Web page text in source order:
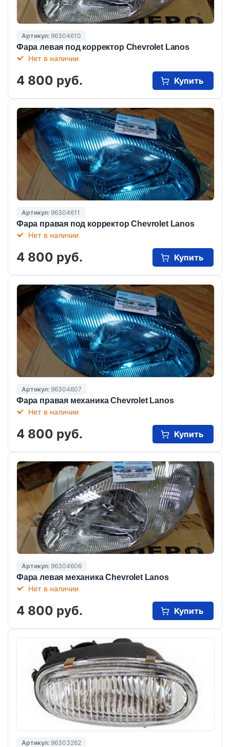
Артикул: 96304610
Фара левая под корректор Chevrolet Lanos
Нет в наличии
4 800 руб. Купить
Артикул: 96304611
Фара правая под корректор Chevrolet Lanos
Нет в наличии
4 800 руб. Купить
Артикул: 96304607
Фара правая механика Chevrolet Lanos
Нет в наличии
4 800 руб. Купить
Артикул: 96304606
Фара левая механика Chevrolet Lanos
Нет в наличии
4 800 руб. Купить
Артикул: 96303262